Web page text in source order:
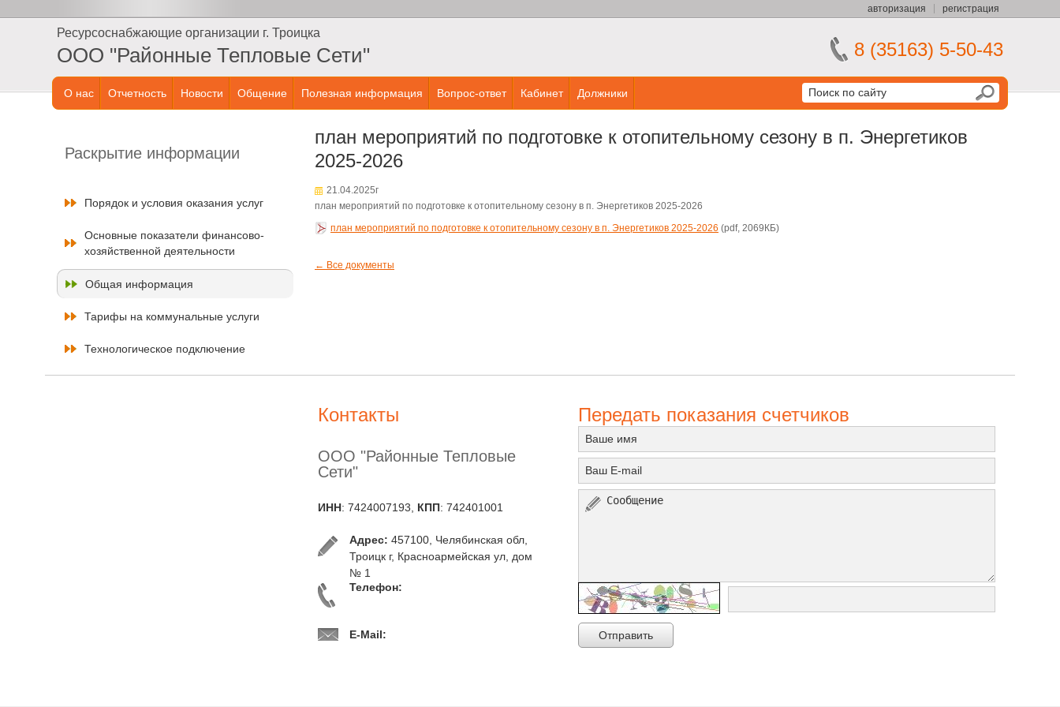
авторизация регистрация
Ресурсоснабжающие организации г. Троицка
ООО "Районные Тепловые Сети" 8 (35163) 5-50-43
О нас Отчетность Новости Общение Полезная информация Вопрос-ответ Кабинет Должники
Раскрытие информации
Порядок и условия оказания услуг
Основные показатели финансово-
хозяйственной деятельности
Общая информация
Тарифы на коммунальные услуги
Технологическое подключение
план мероприятий по подготовке к отопительному сезону в п. Энергетиков
2025-2026
21.04.2025г
план мероприятий по подготовке к отопительному сезону в п. Энергетиков 2025-2026
план мероприятий по подготовке к отопительному сезону в п. Энергетиков 2025-2026 (pdf, 2069КБ)
← Все документы
Контакты
ООО "Районные Тепловые
Сети"
ИНН: 7424007193, КПП: 742401001
Адрес: 457100, Челябинская обл,
Троицк г, Красноармейская ул, дом
№ 1
Телефон:
E-Mail:
Передать показания счетчиков
Отправить